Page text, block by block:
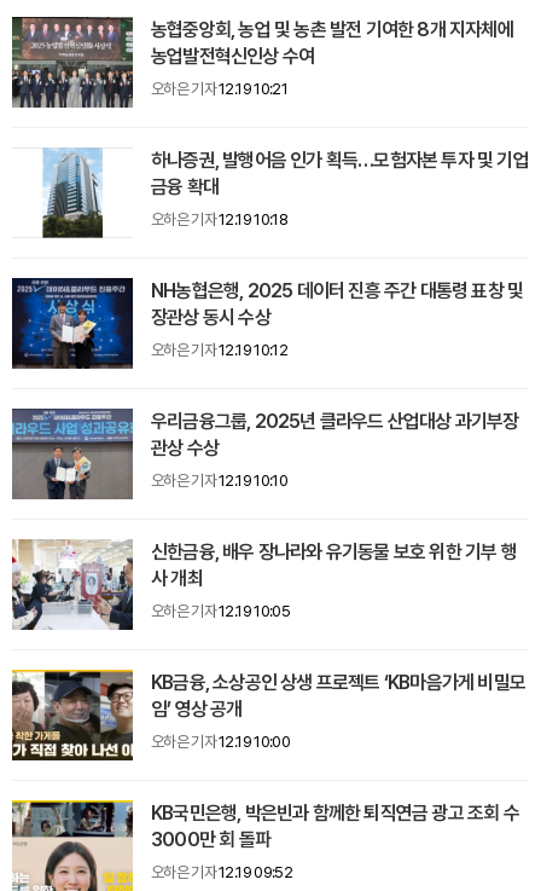
농협중앙회, 농업 및 농촌 발전 기여한 8개 지자체에
농업발전혁신인상 수여
오하은 기자12.19 10:21
하나증권, 발행어음 인가 획득…모험자본 투자 및 기업
금융 확대
오하은 기자12.19 10:18
NH농협은행, 2025 데이터 진흥 주간 대통령 표창 및
장관상 동시 수상
오하은 기자12.19 10:12
우리금융그룹, 2025년 클라우드 산업대상 과기부장
관상 수상
오하은 기자12.19 10:10
신한금융, 배우 장나라와 유기동물 보호 위한 기부 행
사 개최
오하은 기자12.19 10:05
KB금융, 소상공인 상생 프로젝트 ‘KB마음가게 비밀모
임’ 영상 공개
오하은 기자12.19 10:00
KB국민은행, 박은빈과 함께한 퇴직연금 광고 조회 수
3000만 회 돌파
오하은 기자12.19 09:52